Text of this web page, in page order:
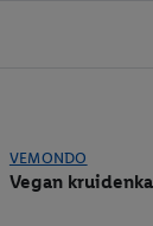
VEMONDO
Vegan